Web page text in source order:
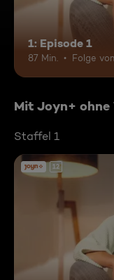
1: Episode 1
87 Min. Folge
Mit Joyn+ ohne
Staffel 1
12